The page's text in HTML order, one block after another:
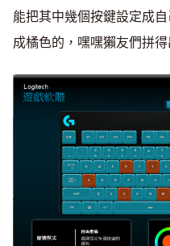
能把其中幾個按鍵設定成
成橘色的，嘿嘿獺友們拼